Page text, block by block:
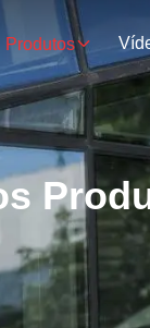
Produtos